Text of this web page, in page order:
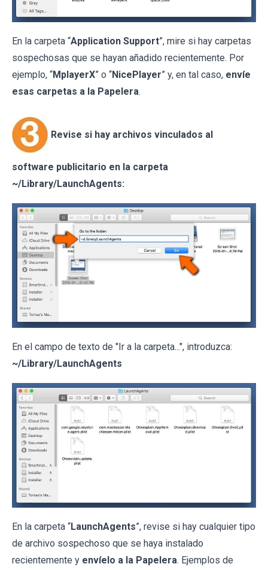
En la carpeta “Application Support”, mire si hay carpetas
sospechosas que se hayan añadido recientemente. Por
ejemplo, “MplayerX” o “NicePlayer” y, en tal caso, envíe
esas carpetas a la Papelera.
Revise si hay archivos vinculados al
software publicitario en la carpeta
~/Library/LaunchAgents:
En el campo de texto de "Ir a la carpeta...", introduzca:
~/Library/LaunchAgents
En la carpeta “LaunchAgents”, revise si hay cualquier tipo
de archivo sospechoso que se haya instalado
recientemente y envíelo a la Papelera. Ejemplos de